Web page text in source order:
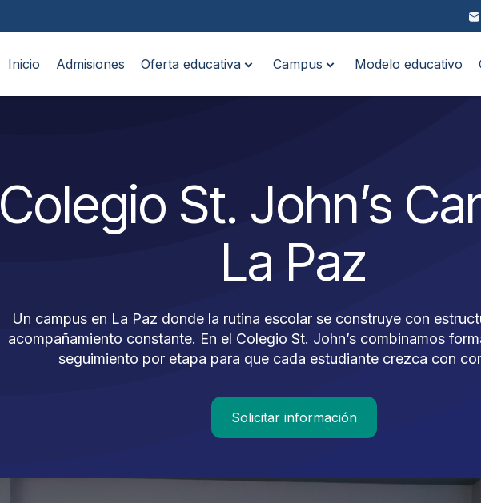
Inicio Admisiones Oferta educativa Campus Modelo educativo
Colegio St. John’s
La Paz
Un campus en La Paz donde la rutina escolar se construye con
acompañamiento constante. En el Colegio St. John’s combinamos
seguimiento por etapa para que cada estudiante crezca con
Solicitar información